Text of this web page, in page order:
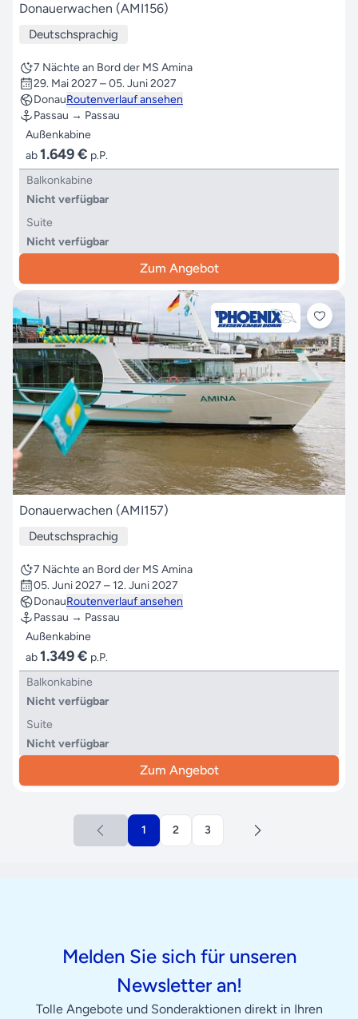
Donauerwachen (AMI156)
Deutschsprachig
7 Nächte an Bord der MS Amina
29. Mai 2027 – 05. Juni 2027
DonauRoutenverlauf ansehen
Passau → Passau
Außenkabine
ab1.649 € p.P.
Balkonkabine
Nicht verfügbar
Suite
Nicht verfügbar
Zum Angebot
Donauerwachen (AMI157)
Deutschsprachig
7 Nächte an Bord der MS Amina
05. Juni 2027 – 12. Juni 2027
DonauRoutenverlauf ansehen
Passau → Passau
Außenkabine
ab1.349 € p.P.
Balkonkabine
Nicht verfügbar
Suite
Nicht verfügbar
Zum Angebot
1 2 3
Melden Sie sich für unseren
Newsletter an!
Tolle Angebote und Sonderaktionen direkt in Ihren